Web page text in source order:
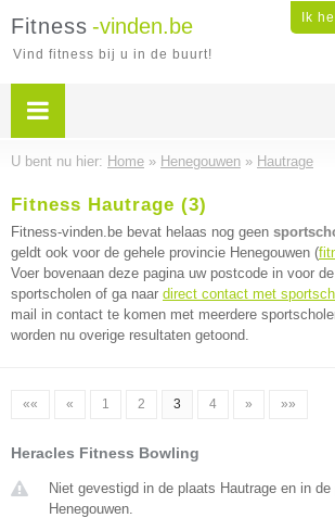
Ik
Fitness -vinden.be
Vind fitness bij u in de buurt!
U bent nu hier: Home » Henegouwen » Hautrage
Fitness Hautrage (3)
Fitness-vinden.be bevat helaas nog geen
geldt ook voor de gehele provincie Henegouwen (
Voer bovenaan deze pagina uw postcode in voor
sportscholen of ga naar direct contact met
mail in contact te komen met meerdere
worden nu overige resultaten getoond.
«« « 1 2 3 4 » »»
Heracles Fitness Bowling
Niet gevestigd in de plaats Hautrage en in de
Henegouwen.